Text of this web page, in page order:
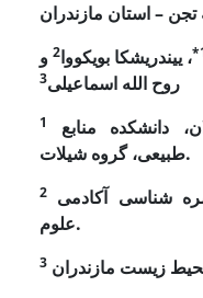
تجن –استان مازندران
، ییندریشکا بویکووا2 و
روح الله اسماعیلی3
1
طبیعی، گروه شیلات.
2
علوم.
3 زیست مازندران